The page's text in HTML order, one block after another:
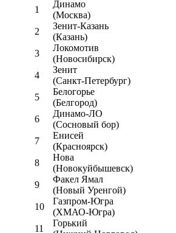
1
Динамо
(Москва)
2
Зенит-Казань
(Казань)
3
Локомотив
(Новосибирск)
4
Зенит
(Санкт-Петербург)
5
Белогорье
(Белгород)
6
Динамо-ЛО
(Сосновый бор)
7
Енисей
(Красноярск)
8
Нова
(Новокуйбышевск)
9
Факел Ямал
(Новый Уренгой)
10
Газпром-Югра
(ХМАО-Югра)
11
Горький